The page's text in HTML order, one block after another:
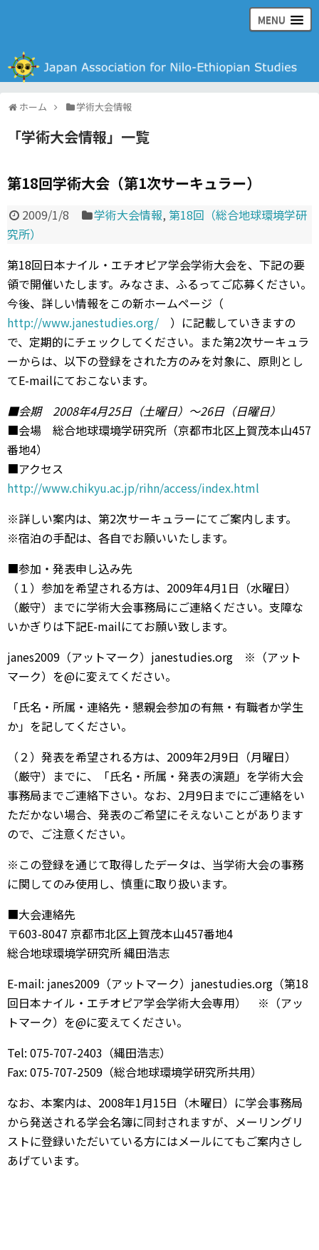
MENU
ホーム 学術大会情報
「学術大会情報」 一覧
第18回学術大会（第1次サーキュラー）
2009/1/8 学術大会情報,第18回（総合地球環境学研
究所）
第18回日本ナイル・エチオピア学会学術大会を、下記の要
領で開催いたします。みなさま、ふるってご応募ください。
今後、詳しい情報をこの新ホームページ（
http://www.janestudies.org/ ）に記載していきますの
で、定期的にチェックしてください。また第2次サーキュラ
ーからは、以下の登録をされた方のみを対象に、原則とし
てE-mailにておこないます。
■会期 2008年4月25日（土曜日）〜26日（日曜日）
■会場 総合地球環境学研究所（京都市北区上賀茂本山457
番地4）
■アクセス
http://www.chikyu.ac.jp/rihn/access/index.html
※詳しい案内は、第2次サーキュラーにてご案内します。
※宿泊の手配は、各自でお願いいたします。
■参加・発表申し込み先
（１）参加を希望される方は、2009年4月1日（水曜日）
（厳守）までに学術大会事務局にご連絡ください。支障な
いかぎりは下記E-mailにてお願い致します。
janes2009（アットマーク）janestudies.org ※（アット
マーク）を@に変えてください。
「氏名・所属・連絡先・懇親会参加の有無・有職者か学生
か」を記してください。
（２）発表を希望される方は、2009年2月9日（月曜日）
（厳守）までに、「氏名・所属・発表の演題」を学術大会
事務局までご連絡下さい。なお、2月9日までにご連絡をい
ただかない場合、発表のご希望にそえないことがあります
ので、ご注意ください。
※この登録を通じて取得したデータは、当学術大会の事務
に関してのみ使用し、慎重に取り扱います。
■大会連絡先
〒603-8047 京都市北区上賀茂本山457番地4
総合地球環境学研究所 縄田浩志
E-mail: janes2009（アットマーク）janestudies.org（第18
回日本ナイル・エチオピア学会学術大会専用） ※（アッ
トマーク）を@に変えてください。
Tel: 075-707-2403（縄田浩志）
Fax: 075-707-2509（総合地球環境学研究所共用）
なお、本案内は、2008年1月15日（木曜日）に学会事務局
から発送される学会名簿に同封されますが、メーリングリ
ストに登録いただいている方にはメールにてもご案内さし
あげています。